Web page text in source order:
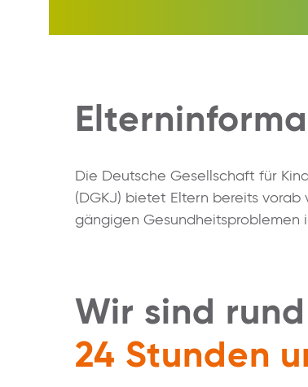
Die Deutsche Gesellschaft für
(DGKJ) bietet Eltern bereits
gängigen Gesundheitsproblemen
Wir sind
24 Stunden